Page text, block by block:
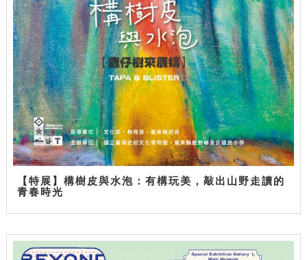
【特展】構樹皮與水泡：有構玩美，敲出山野走讀的
青春時光